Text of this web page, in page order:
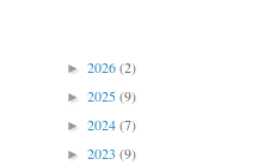
► 2026(2)
► 2025(9)
► 2024(7)
► 2023 (9)